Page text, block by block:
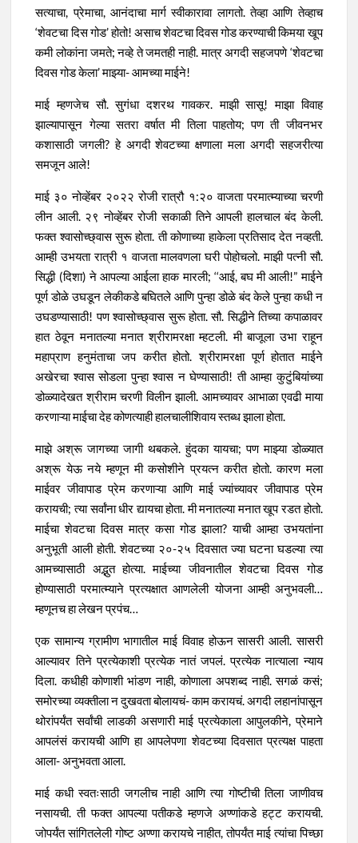
सत्याचा, प्रेमाचा, आनंदाचा मार्ग स्वीकारावा लागतो. तेव्हा आणि तेव्हाच
‘शेवटचा दिस गोड’ होतो! असाच शेवटचा दिवस गोड करण्याची किमया खूप
कमी लोकांना जमते; नव्हे ते जमतही नाही. मात्र अगदी सहजपणे ‘शेवटचा
दिवस गोड केला’ माझ्या- आमच्या माईने!
माई म्हणजेच सौ. सुगंधा दशरथ गावकर. माझी सासू! माझा विवाह
झाल्यापासून गेल्या सतरा वर्षात मी तिला पाहतोय; पण ती जीवनभर
कशासाठी जगली? हे अगदी शेवटच्या क्षणाला मला अगदी सहजरीत्या
समजून आले!
माई ३० नोव्हेंबर २०२२ रोजी रात्रौ १:२० वाजता परमात्म्याच्या चरणी
लीन आली. २९ नोव्हेंबर रोजी सकाळी तिने आपली हालचाल बंद केली.
फक्त श्वासोच्छ्वास सुरू होता. ती कोणाच्या हाकेला प्रतिसाद देत नव्हती.
आम्ही उभयता रात्री १ वाजता मालवणला घरी पोहोचलो. माझी पत्नी सौ.
सिद्धी (दिशा) ने आपल्या आईला हाक मारली; ‘‘आई, बघ मी आली!” माईने
पूर्ण डोळे उघडून लेकीकडे बघितले आणि पुन्हा डोळे बंद केले पुन्हा कधी न
उघडण्यासाठी! पण श्वासोच्छ्वास सुरू होता. सौ. सिद्धीने तिच्या कपाळावर
हात ठेवून मनातल्या मनात श्रीरामरक्षा म्हटली. मी बाजूला उभा राहून
महाप्राण हनुमंताचा जप करीत होतो. श्रीरामरक्षा पूर्ण होतात माईने
अखेरचा श्वास सोडला पुन्हा श्वास न घेण्यासाठी! ती आम्हा कुटुंबियांच्या
डोळ्यादेखत श्रीराम चरणी विलीन झाली. आमच्यावर आभाळा एवढी माया
करणाऱ्या माईचा देह कोणत्याही हालचालीशिवाय स्तब्ध झाला होता.
माझे अश्रू जागच्या जागी थबकले. हुंदका यायचा; पण माझ्या डोळ्यात
अश्रू येऊ नये म्हणून मी कसोशीने प्रयत्न करीत होतो. कारण मला
माईवर जीवापाड प्रेम करणाऱ्या आणि माई ज्यांच्यावर जीवापाड प्रेम
करायची; त्या सर्वांना धीर द्यायचा होता. मी मनातल्या मनात खूप रडत होतो.
माईचा शेवटचा दिवस मात्र कसा गोड झाला? याची आम्हा उभयतांना
अनुभूती आली होती. शेवटच्या २०-२५ दिवसात ज्या घटना घडल्या त्या
आमच्यासाठी अद्भुत होत्या. माईच्या जीवनातील शेवटचा दिवस गोड
होण्यासाठी परमात्म्याने प्रत्यक्षात आणलेली योजना आम्ही अनुभवली…
म्हणूनच हा लेखन प्रपंच…
एक सामान्य ग्रामीण भागातील माई विवाह होऊन सासरी आली. सासरी
आल्यावर तिने प्रत्येकाशी प्रत्येक नातं जपलं. प्रत्येक नात्याला न्याय
दिला. कधीही कोणाशी भांडण नाही, कोणाला अपशब्द नाही. सगळं कसं;
समोरच्या व्यक्तीला न दुखवता बोलायचं- काम करायचं. अगदी लहानांपासून
थोरांपर्यंत सर्वांची लाडकी असणारी माई प्रत्येकाला आपुलकीने, प्रेमाने
आपलंसं करायची आणि हा आपलेपणा शेवटच्या दिवसात प्रत्यक्ष पाहता
आला- अनुभवता आला.
माई कधी स्वतःसाठी जगलीच नाही आणि त्या गोष्टीची तिला जाणीवच
नसायची. ती फक्त आपल्या पतीकडे म्हणजे अण्णांकडे हट्ट करायची.
जोपर्यंत सांगितलेली गोष्ट अण्णा करायचे नाहीत, तोपर्यंत माई त्यांचा पिच्छा